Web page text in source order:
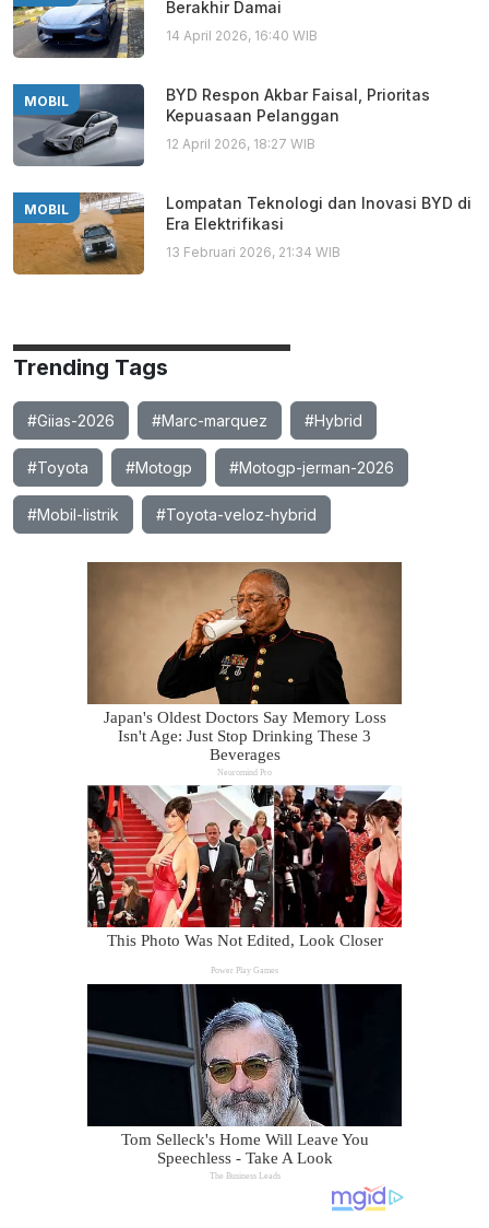
Berakhir Damai
14 April 2026, 16:40 WIB
MOBIL
BYD Respon Akbar Faisal, Prioritas
Kepuasaan Pelanggan
12 April 2026, 18:27 WIB
MOBIL
Lompatan Teknologi dan Inovasi BYD di
Era Elektrifikasi
13 Februari 2026, 21:34 WIB
Trending Tags
#Giias-2026 #Marc-marquez #Hybrid
#Toyota #Motogp #Motogp-jerman-2026
#Mobil-listrik #Toyota-veloz-hybrid